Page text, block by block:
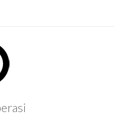
hingga Ahad dari 10.00 pagi